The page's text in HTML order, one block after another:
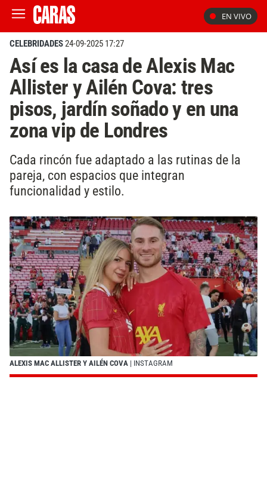
EN VIVO
CELEBRIDADES24-09-2025 17:27
Así es la casa de Alexis Mac
Allister y Ailén Cova: tres
pisos, jardín soñado y en una
zona vip de Londres
Cada rincón fue adaptado a las rutinas de la
pareja, con espacios que integran
funcionalidad y estilo.
ALEXIS MAC ALLISTER Y AILÉN COVA | INSTAGRAM